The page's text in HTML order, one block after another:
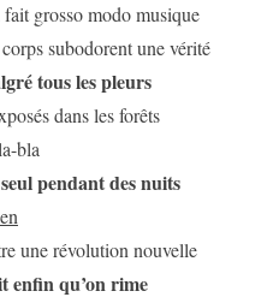
grosso modo musique
subodorent une vérité
tous les pleurs
dans les forêts
bla
pendant des nuits
une révolution nouvelle
enfin qu’on rime